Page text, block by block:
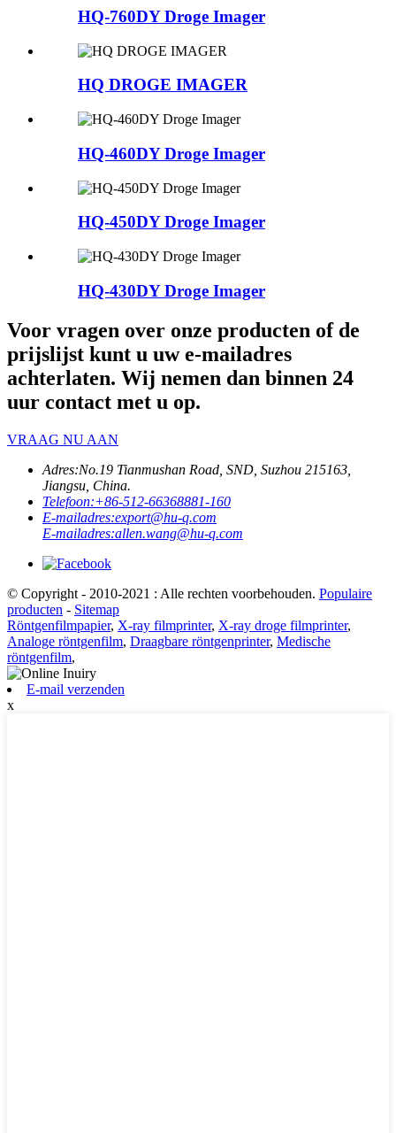
HQ-760DY Droge Imager
HQ DROGE IMAGER
HQ-460DY Droge Imager
HQ-450DY Droge Imager
HQ-430DY Droge Imager
Voor vragen over onze producten of de
prijslijst kunt u uw e-mailadres
achterlaten. Wij nemen dan binnen 24
uur contact met u op.
VRAAG NU AAN
Adres:No.19 Tianmushan Road, SND, Suzhou 215163,
Jiangsu, China.
Telefoon:+86-512-66368881-160
E-mailadres:export@hu-q.com
E-mailadres:allen.wang@hu-q.com
© Copyright - 2010-2021 : Alle rechten voorbehouden. Populaire
producten - Sitemap
Röntgenfilmpapier, X-ray filmprinter, X-ray droge filmprinter,
Analoge röntgenfilm, Draagbare röntgenprinter, Medische
röntgenfilm,
E-mail verzenden
x